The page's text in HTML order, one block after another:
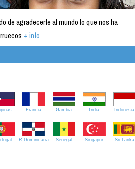
de agradecerle al mundo lo que nos ha
+ info
Francia Gambia India Indonesia
R.Dominicana Senegal Singapur Sri Lanka